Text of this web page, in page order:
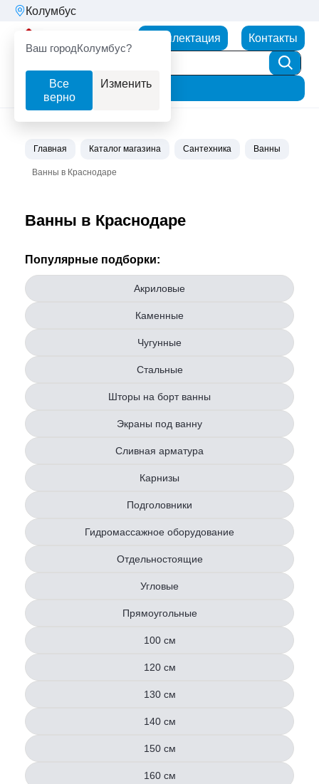
Колумбус
Ваш городКолумбус?
Все
верно
Изменить
Комплектация Контакты
Фильтр
Главная Каталог магазина Сантехника Ванны
Ванны в Краснодаре
Ванны в Краснодаре
Популярные подборки:
Акриловые
Каменные
Чугунные
Стальные
Шторы на борт ванны
Экраны под ванну
Сливная арматура
Карнизы
Подголовники
Гидромассажное оборудование
Отдельностоящие
Угловые
Прямоугольные
100 см
120 см
130 см
140 см
150 см
160 см